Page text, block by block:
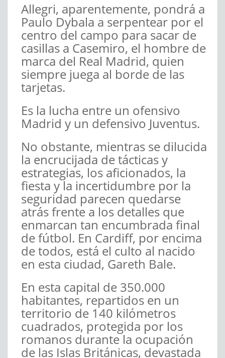
Allegri, aparentemente, pondrá a
Paulo Dybala a serpentear por el
centro del campo para sacar de
casillas a Casemiro, el hombre de
marca del Real Madrid, quien
siempre juega al borde de las
tarjetas.
Es la lucha entre un ofensivo
Madrid y un defensivo Juventus.
No obstante, mientras se dilucida
la encrucijada de tácticas y
estrategias, los aficionados, la
fiesta y la incertidumbre por la
seguridad parecen quedarse
atrás frente a los detalles que
enmarcan tan encumbrada final
de fútbol. En Cardiff, por encima
de todos, está el culto al nacido
en esta ciudad, Gareth Bale.
En esta capital de 350.000
habitantes, repartidos en un
territorio de 140 kilómetros
cuadrados, protegida por los
romanos durante la ocupación
de las Islas Británicas, devastada